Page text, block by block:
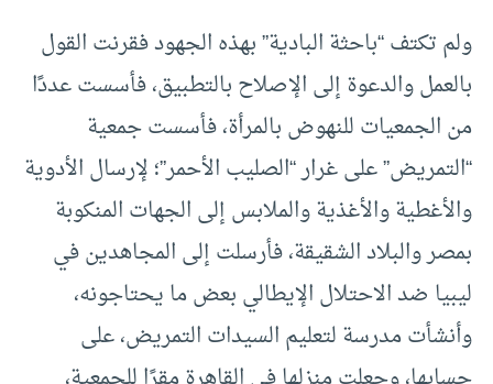
ولم تكتف “باحثة البادية” بهذه الجهود فقرنت القول
بالعمل والدعوة إلى الإصلاح بالتطبيق، فأسست عددًا
من الجمعيات للنهوض بالمرأة، فأسست جمعية
“التمريض” على غرار “الصليب الأحمر”؛ لإرسال الأدوية
والأغطية والأغذية والملابس إلى الجهات المنكوبة
بمصر والبلاد الشقيقة، فأرسلت إلى المجاهدين في
ليبيا ضد الاحتلال الإيطالي بعض ما يحتاجونه،
وأنشأت مدرسة لتعليم السيدات التمريض، على